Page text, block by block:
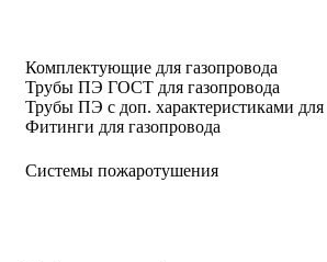
Комплектующие для газопровода
Трубы ПЭ ГОСТ для газопровода
Трубы ПЭ с доп. характеристиками для
Фитинги для газопровода
Системы пожаротушения